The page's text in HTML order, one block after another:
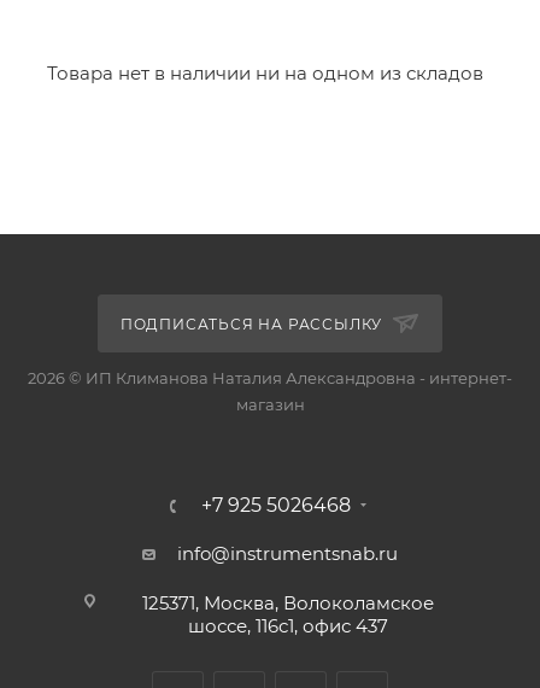
Товара нет в наличии ни на одном из складов
ПОДПИСАТЬСЯ НА РАССЫЛКУ
2026 © ИП Климанова Наталия Александровна - интернет-
магазин
+7 925 5026468
info@instrumentsnab.ru
125371, Москва, Волоколамское
шоссе, 116с1, офис 437